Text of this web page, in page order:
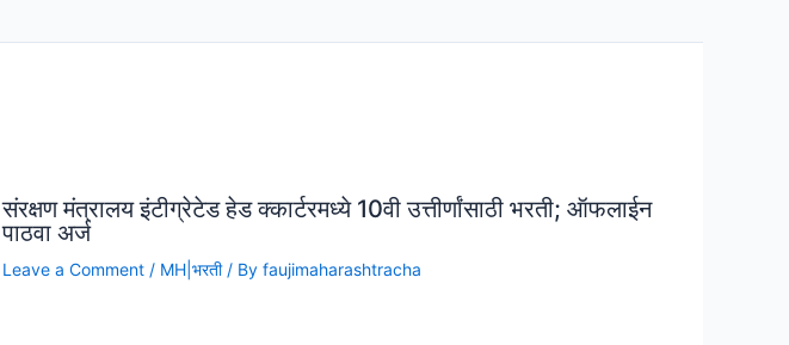
संरक्षण मंत्रालय इंटीग्रेटेड हेड क्कार्टरमध्ये 10वी उत्तीर्णांसाठी भरती; ऑफलाईन
पाठवा अर्ज
Leave a Comment / MH|भरती/ By faujimaharashtracha